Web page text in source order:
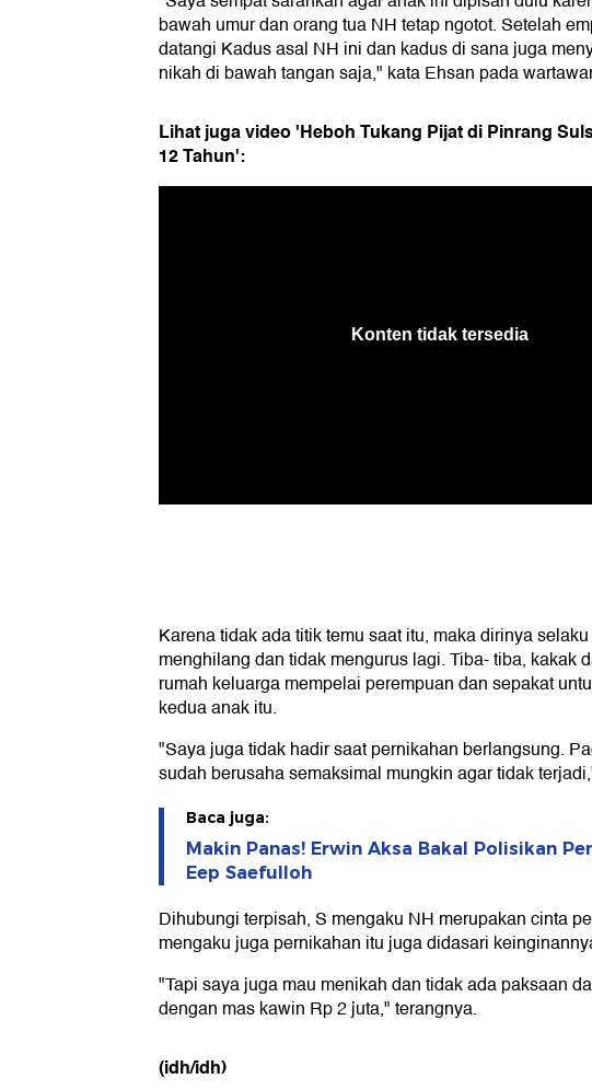
bawah umur dan orang tua NH tetap ngotot. Setelah
datangi Kadus asal NH ini dan kadus di sana juga
nikah di bawah tangan saja," kata Ehsan pada
Lihat juga video 'Heboh Tukang Pijat di Pinrang
12 Tahun':
Karena tidak ada titik temu saat itu, maka dirinya
menghilang dan tidak mengurus lagi. Tiba- tiba, kakak
rumah keluarga mempelai perempuan dan sepakat
kedua anak itu.
"Saya juga tidak hadir saat pernikahan berlangsung.
sudah berusaha semaksimal mungkin agar tidak
Baca juga:
Makin Panas! Erwin Aksa Bakal Polisikan
Eep Saefulloh
Dihubungi terpisah, S mengaku NH merupakan cinta
mengaku juga pernikahan itu juga didasari
"Tapi saya juga mau menikah dan tidak ada paksaan
dengan mas kawin Rp 2 juta," terangnya.
(idh/idh)